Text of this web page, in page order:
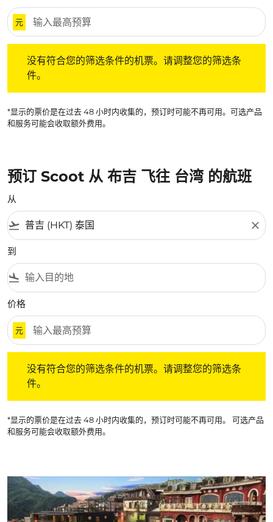
元
没有符合您的筛选条件的机票。请调整您的筛选条
件。
*显示的票价是在过去 48 小时内收集的，预订时可能不再可用。可选产品
和服务可能会收取额外费用。
预订 Scoot 从 布吉 飞往 台湾 的航班
从
flight_takeoff close
到
flight_land
价格
元
没有符合您的筛选条件的机票。请调整您的筛选条
件。
*显示的票价是在过去 48 小时内收集的，预订时可能不再可用。 可选产品
和服务可能会收取额外费用。